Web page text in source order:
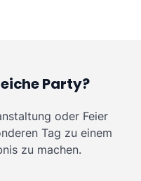
Party?
oder Feier
Tag zu einem
zu machen.